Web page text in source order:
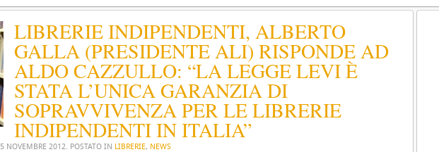
LIBRERIE INDIPENDENTI, ALBERTO
GALLA (PRESIDENTE ALI) RISPONDE AD
ALDO CAZZULLO: “LA LEGGE LEVI È
STATA L’UNICA GARANZIA DI
SOPRAVVIVENZA PER LE LIBRERIE
INDIPENDENTI IN ITALIA”
5 NOVEMBRE 2012. POSTATO IN LIBRERIE, NEWS